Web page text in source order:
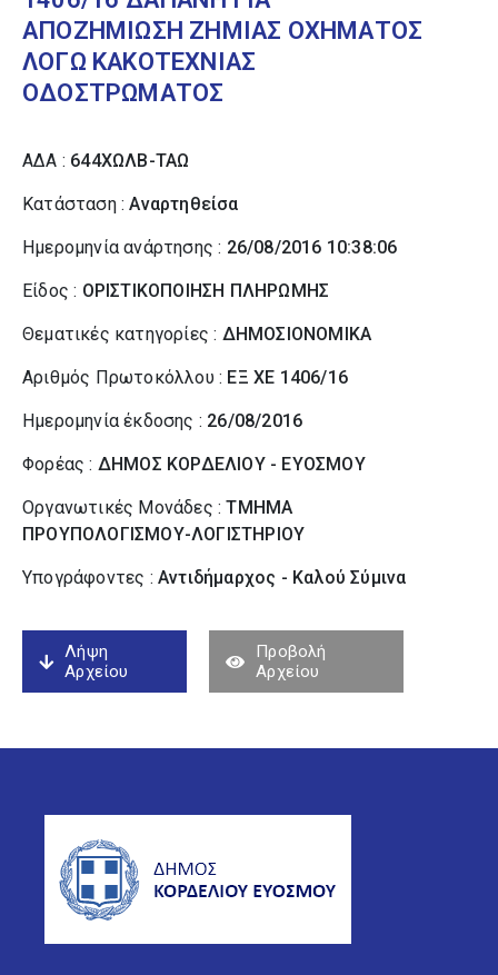
ΑΠΟΖΗΜΙΩΣΗ ΖΗΜΙΑΣ ΟΧΗΜΑΤΟΣ
ΛΟΓΩ ΚΑΚΟΤΕΧΝΙΑΣ
ΟΔΟΣΤΡΩΜΑΤΟΣ
ΑΔΑ : 644ΧΩΛΒ-ΤΑΩ
Κατάσταση :Αναρτηθείσα
Ημερομηνία ανάρτησης : 26/08/2016 10:38:06
Είδος : ΟΡΙΣΤΙΚΟΠΟΙΗΣΗ ΠΛΗΡΩΜΗΣ
Θεματικές κατηγορίες : ΔΗΜΟΣΙΟΝΟΜΙΚΑ
Αριθμός Πρωτοκόλλου : ΕΞ ΧΕ 1406/16
Ημερομηνία έκδοσης : 26/08/2016
Φορέας : ΔΗΜΟΣ ΚΟΡΔΕΛΙΟΥ - ΕΥΟΣΜΟΥ
Οργανωτικές Μονάδες :ΤΜΗΜΑ
ΠΡΟΥΠΟΛΟΓΙΣΜΟΥ-ΛΟΓΙΣΤΗΡΙΟΥ
Υπογράφοντες : Αντιδήμαρχος - Καλού Σύµινα
Λήψη
Αρχείου
Προβολή
Αρχείου